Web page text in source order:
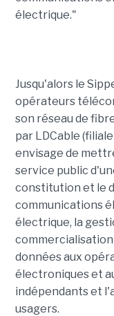
électrique."
Jusqu'alors le
opérateurs
son réseau de
par LDCable
envisage de
service public
constitution et le
communications
électrique, la
données aux
électroniques et
indépendants et
usagers.